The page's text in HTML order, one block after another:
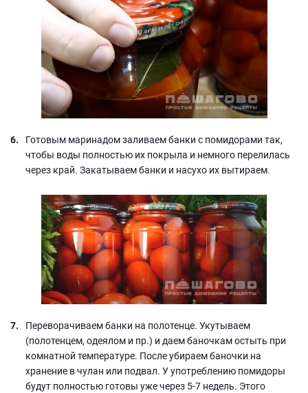
Готовым маринадом заливаем банки с помидорами так,
чтобы воды полностью их покрыла и немного перелилась
через край. Закатываем банки и насухо их вытираем.
Переворачиваем банки на полотенце. Укутываем
(полотенцем, одеялом и пр.) и даем баночкам остыть при
комнатной температуре. После убираем баночки на
хранение в чулан или подвал. У употреблению помидоры
будут полностью готовы уже через 5-7 недель. Этого